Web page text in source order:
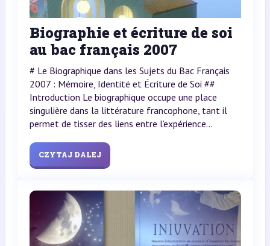
Biographie et écriture de soi
au bac français 2007
# Le Biographique dans les Sujets du Bac Français
2007 : Mémoire, Identité et Écriture de Soi ##
Introduction Le biographique occupe une place
singulière dans la littérature francophone, tant il
permet de tisser des liens entre l’expérience...
CZYTAJ DALEJ